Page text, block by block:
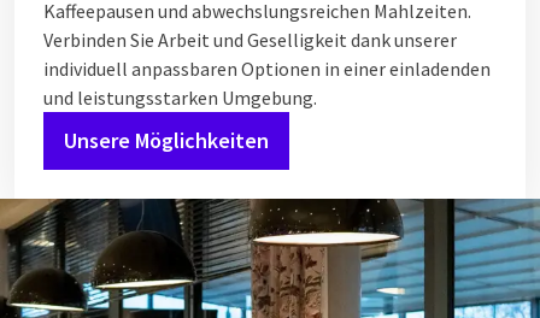
Kaffeepausen und abwechslungsreichen Mahlzeiten.
Verbinden Sie Arbeit und Geselligkeit dank unserer
individuell anpassbaren Optionen in einer einladenden
und leistungsstarken Umgebung.
Unsere Möglichkeiten